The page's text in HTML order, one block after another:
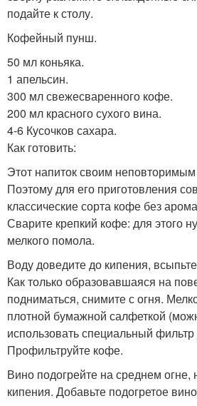
подайте к столу.
Кофейный пунш.
50 мл коньяка.
1 апельсин.
300 мл свежесваренного кофе.
200 мл красного сухого вина.
4-6 Кусочков сахара.
Как готовить:
Этот напиток своим
Поэтому для его приготовления
классические сорта кофе без
Сварите крепкий кофе: для этого
мелкого помола.
Воду доведите до кипения,
Как только образовавшаяся на
подниматься, снимите с огня.
плотной бумажной салфеткой
использовать специальный
Профильтруйте кофе.
Вино подогрейте на среднем огне,
кипения. Добавьте подогретое